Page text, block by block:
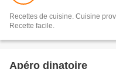
Recettes de cuisine. Cuisine
Recette facile.
Apéro dinatoire